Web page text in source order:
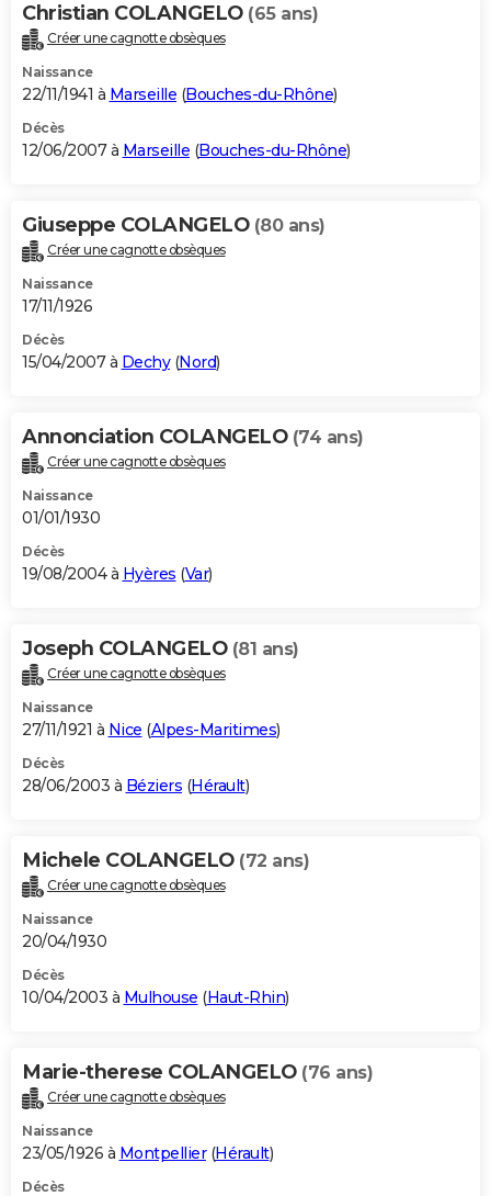
Christian COLANGELO (65 ans)
Créer une cagnotte obsèques
Naissance
22/11/1941 à Marseille (Bouches-du-Rhône)
Décès
12/06/2007 à Marseille (Bouches-du-Rhône)
Giuseppe COLANGELO (80 ans)
Créer une cagnotte obsèques
Naissance
17/11/1926
Décès
15/04/2007 à Dechy(Nord)
Annonciation COLANGELO (74 ans)
Créer une cagnotte obsèques
Naissance
01/01/1930
Décès
19/08/2004 à Hyères (Var)
Joseph COLANGELO (81 ans)
Créer une cagnotte obsèques
Naissance
27/11/1921 à Nice (Alpes-Maritimes)
Décès
28/06/2003 à Béziers (Hérault)
Michele COLANGELO (72 ans)
Créer une cagnotte obsèques
Naissance
20/04/1930
Décès
10/04/2003 à Mulhouse (Haut-Rhin)
Marie-therese COLANGELO (76 ans)
Créer une cagnotte obsèques
Naissance
23/05/1926 à Montpellier(Hérault)
Décès